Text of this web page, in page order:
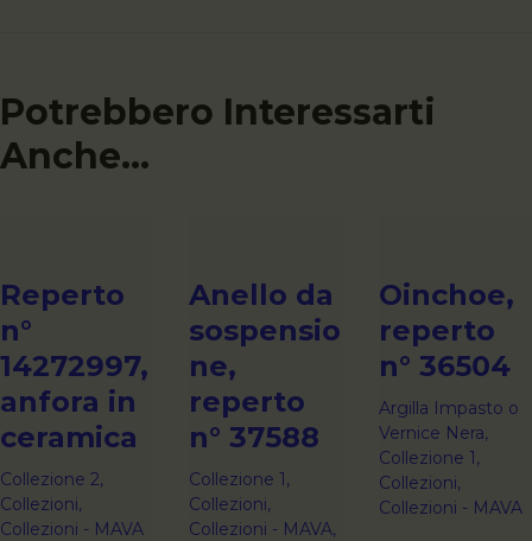
Potrebbero Interessarti
Anche...
Reperto
n°
14272997,
anfora in
ceramica
Collezione 2,
Collezioni,
Collezioni - MAVA
Anello da
sospensio
ne,
reperto
n° 37588
Collezione 1,
Collezioni,
Collezioni - MAVA,
Oinchoe,
reperto
n° 36504
Argilla Impasto o
Vernice Nera,
Collezione 1,
Collezioni,
Collezioni - MAVA